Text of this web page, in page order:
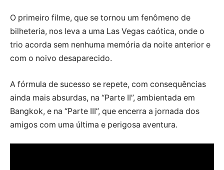
O primeiro filme, que se tornou um fenômeno de
bilheteria, nos leva a uma Las Vegas caótica, onde o
trio acorda sem nenhuma memória da noite anterior e
com o noivo desaparecido.
A fórmula de sucesso se repete, com consequências
ainda mais absurdas, na “Parte II”, ambientada em
Bangkok, e na “Parte III”, que encerra a jornada dos
amigos com uma última e perigosa aventura.